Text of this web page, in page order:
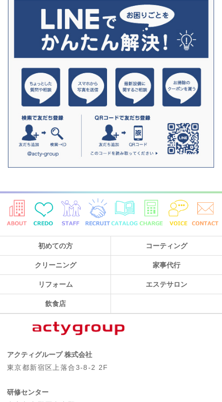
初めての方 コーティング
クリーニング 家事代行
リフォーム エステサロン
飲食店
アクティグループ 株式会社
東京都新宿区上落合3-8-2 2F
研修センター